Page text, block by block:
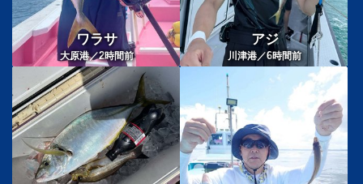
ワラサ
大原港／2時間前
アジ
川津港／6時間前